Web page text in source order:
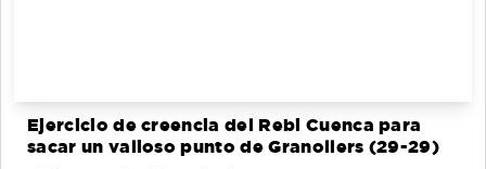
Ejercicio de creencia del Rebi Cuenca para
sacar un valioso punto de Granollers (29-29)